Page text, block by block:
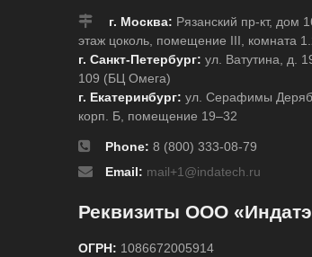
г. Москва: Рязанский пр-кт, дом
этаж цоколь, помещение III, комната
г. Санкт-Петербург: ул. Ватутина, д.
109 (БЦ Омега)
г. Екатеринбург: ул. Серафимы
корп. Б, помещение 19–32
Phone: 8 (800) 333-08-79
Email: mail+1@indatech.ru
Реквизиты ООО
ОГРН: 1086672005914